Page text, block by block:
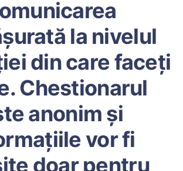
la nivelul
din care faceți
Chestionarul
anonim și
vor fi
doar pentru